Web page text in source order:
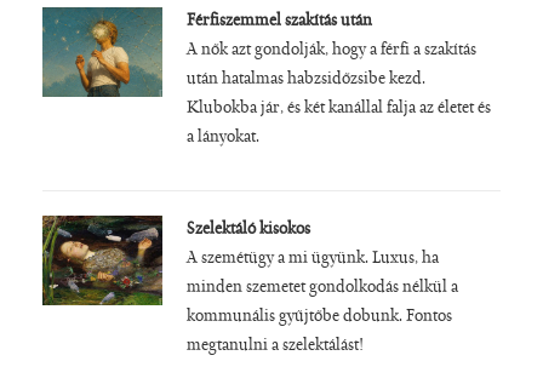
Férfiszemmel szakítás után
A nők azt gondolják, hogy a férfi a szakítás
után hatalmas habzsidőzsibe kezd.
Klubokba jár, és két kanállal falja az életet és
a lányokat.
Szelektáló kisokos
A szemétügy a mi ügyünk. Luxus, ha
minden szemetet gondolkodás nélkül a
kommunális gyűjtőbe dobunk. Fontos
megtanulni a szelektálást!